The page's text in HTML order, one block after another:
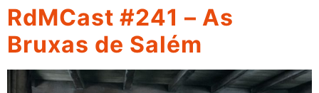
RdMCast #241 – As
Bruxas de Salém